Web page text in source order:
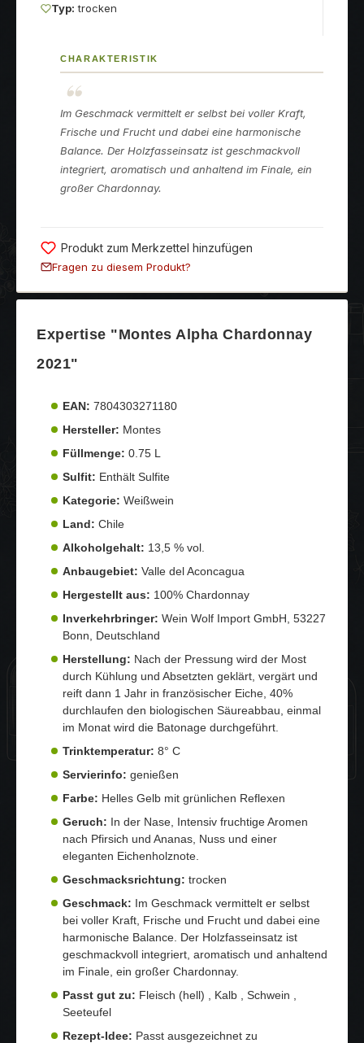
Typ: trocken
CHARAKTERISTIK
Im Geschmack vermittelt er selbst bei voller Kraft,
Frische und Frucht und dabei eine harmonische
Balance. Der Holzfasseinsatz ist geschmackvoll
integriert, aromatisch und anhaltend im Finale, ein
großer Chardonnay.
Produkt zum Merkzettel hinzufügen
Fragen zu diesem Produkt?
Expertise "Montes Alpha Chardonnay
2021"
EAN: 7804303271180
Hersteller: Montes
Füllmenge: 0.75 L
Sulfit: Enthält Sulfite
Kategorie: Weißwein
Land: Chile
Alkoholgehalt: 13,5 % vol.
Anbaugebiet: Valle del Aconcagua
Hergestellt aus: 100% Chardonnay
Inverkehrbringer: Wein Wolf Import GmbH, 53227
Bonn, Deutschland
Herstellung: Nach der Pressung wird der Most
durch Kühlung und Absetzten geklärt, vergärt und
reift dann 1 Jahr in französischer Eiche, 40%
durchlaufen den biologischen Säureabbau, einmal
im Monat wird die Batonage durchgeführt.
Trinktemperatur: 8° C
Servierinfo: genießen
Farbe: Helles Gelb mit grünlichen Reflexen
Geruch: In der Nase, Intensiv fruchtige Aromen
nach Pfirsich und Ananas, Nuss und einer
eleganten Eichenholznote.
Geschmacksrichtung: trocken
Geschmack: Im Geschmack vermittelt er selbst
bei voller Kraft, Frische und Frucht und dabei eine
harmonische Balance. Der Holzfasseinsatz ist
geschmackvoll integriert, aromatisch und anhaltend
im Finale, ein großer Chardonnay.
Passt gut zu: Fleisch (hell) , Kalb , Schwein ,
Seeteufel
Rezept-Idee: Passt ausgezeichnet zu